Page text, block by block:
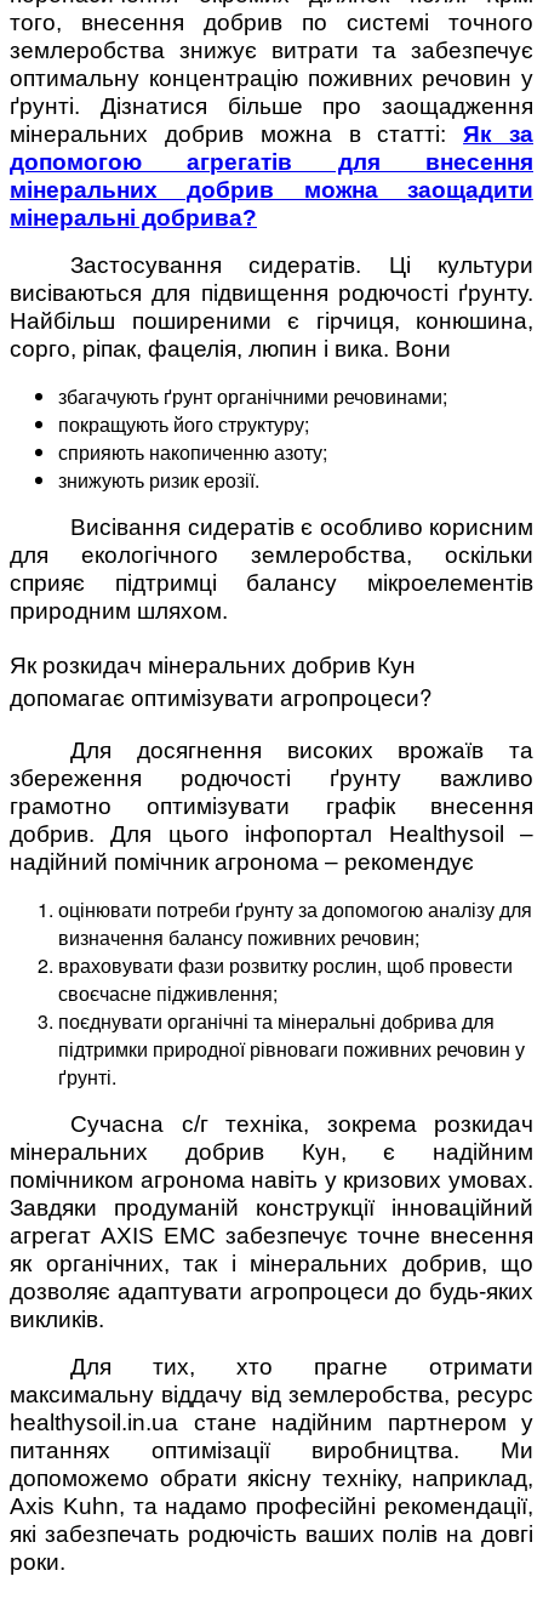
того, внесення добрив по системі точного
землеробства знижує витрати та забезпечує
оптимальну концентрацію поживних речовин у
ґрунті. Дізнатися більше про заощадження
мінеральних добрив можна в статті:Як за
допомогою агрегатів для внесення
мінеральних добрив можна заощадити
мінеральні добрива?
Застосування сидератів. Ці культури
висіваються для підвищення родючості ґрунту.
Найбільш поширеними є гірчиця, конюшина,
сорго, ріпак, фацелія, люпин і вика. Вони
збагачують ґрунт органічними речовинами;
покращують його структуру;
сприяють накопиченню азоту;
знижують ризик ерозії.
Висівання сидератів є особливо корисним
для екологічного землеробства, оскільки
сприяє підтримці балансу мікроелементів
природним шляхом.
Як розкидач мінеральних добрив Кун
допомагає оптимізувати агропроцеси?
Для досягнення високих врожаїв та
збереження родючості ґрунту важливо
грамотно оптимізувати графік внесення
добрив. Для цього інфопортал Healthysoil –
надійний помічник агронома – рекомендує
оцінювати потреби ґрунту за допомогою аналізу для
визначення балансу поживних речовин;
враховувати фази розвитку рослин, щоб провести
своєчасне підживлення;
поєднувати органічні та мінеральні добрива для
підтримки природної рівноваги поживних речовин у
ґрунті.
Сучасна с/г техніка, зокрема розкидач
мінеральних добрив Кун, є надійним
помічником агронома навіть у кризових умовах.
Завдяки продуманій конструкції інноваційний
агрегат AXIS EMC забезпечує точне внесення
як органічних, так і мінеральних добрив, що
дозволяє адаптувати агропроцеси до будь-яких
викликів.
Для тих, хто прагне отримати
максимальну віддачу від землеробства, ресурс
healthysoil.in.ua стане надійним партнером у
питаннях оптимізації виробництва. Ми
допоможемо обрати якісну техніку, наприклад,
Axis Kuhn, та надамо професійні рекомендації,
які забезпечать родючість ваших полів на довгі
роки.